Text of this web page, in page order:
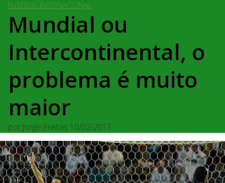
FUTEBOL INTERNACIONAL
Mundial ou
Intercontinental, o
problema é muito
maior
por Jorge Freitas 10/02/2017